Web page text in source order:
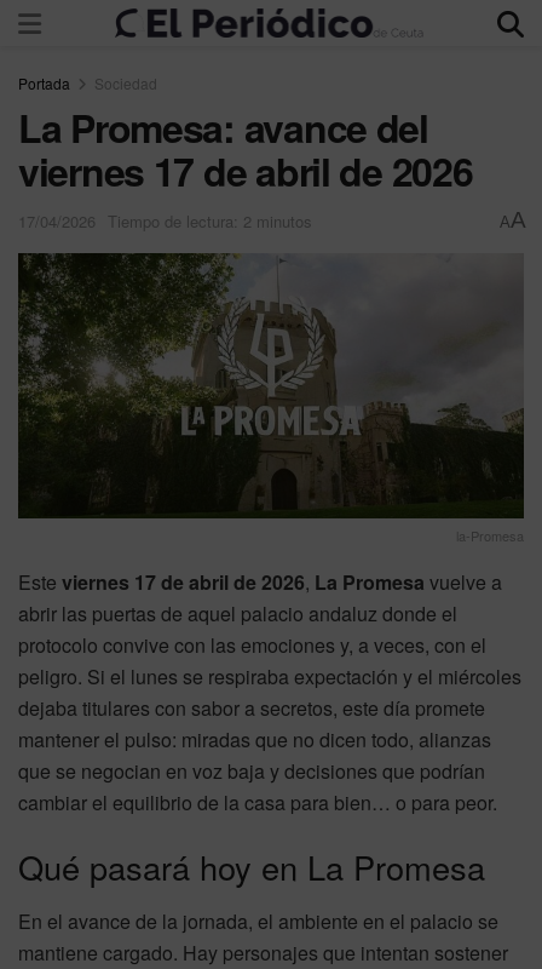
Portada Sociedad
La Promesa: avance del
viernes 17 de abril de 2026
17/04/2026 Tiempo de lectura: 2 minutos AA
la-Promesa
Este viernes 17 de abril de 2026, La Promesa vuelve a
abrir las puertas de aquel palacio andaluz donde el
protocolo convive con las emociones y, a veces, con el
peligro. Si el lunes se respiraba expectación y el miércoles
dejaba titulares con sabor a secretos, este día promete
mantener el pulso: miradas que no dicen todo, alianzas
que se negocian en voz baja y decisiones que podrían
cambiar el equilibrio de la casa para bien… o para peor.
Qué pasará hoy en La Promesa
En el avance de la jornada, el ambiente en el palacio se
mantiene cargado. Hay personajes que intentan sostener